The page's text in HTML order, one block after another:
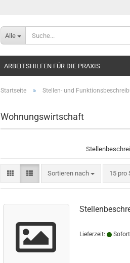
Alle
ARBEITSHILFEN FÜR DIE PRAXIS
Startseite » Stellen- und
Wohnungswirtschaft
Sortieren nach
Sortieren nach 15 pro
pro
Lieferzeit: